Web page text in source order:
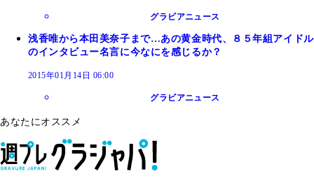
グラビアニュース
浅香唯から本田美奈子まで…あの黄金時代、８５年組アイドル
のインタビュー名言に今なにを感じるか？
2015年01月14日 06:00
グラビアニュース
あなたにオススメ